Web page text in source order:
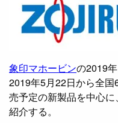
象印マホービンの2019
2019年5月22日から全
売予定の新製品を中心
紹介する。